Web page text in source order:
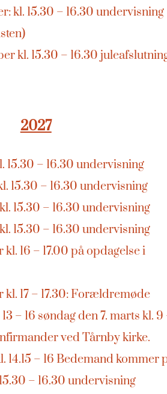
kl. 15.30 – 16.30 undervisning
kl. 15.30 – 16.30
2027
15.30 – 16.30 undervisning
15.30 – 16.30 undervisning
15.30 – 16.30 undervisning
15.30 – 16.30 undervisning
16 – 17.00 på opdagelse i
17 – 17.30: Forældremøde
– 16 søndag den 7. marts kl. 9
ved Tårnby kirke.
14.15 – 16 Bedemand kommer
– 16.30 undervisning